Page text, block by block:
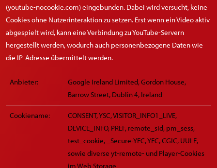
(youtube-nocookie.com) eingebunden. Dabei wird versucht, keine
Cookies ohne Nutzerinteraktion zu setzen. Erst wenn ein Video aktiv
abgespielt wird, kann eine Verbindung zu YouTube-Servern
hergestellt werden, wodurch auch personenbezogene Daten wie
die IP-Adresse übermittelt werden.
Anbieter:
Google Ireland Limited, Gordon House,
Barrow Street, Dublin 4, Ireland
Cookiename:
CONSENT, YSC, VISITOR_INFO1_LIVE,
DEVICE_INFO, PREF, remote_sid, pm_sess,
test_cookie, _Secure-YEC, YEC, CGIC, UULE,
sowie diverse yt-remote- und Player-Cookies
im Web Storage